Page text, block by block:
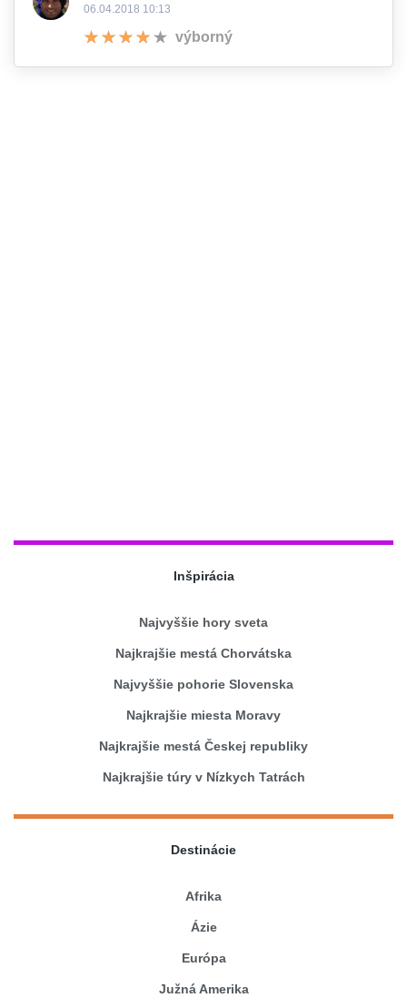
06.04.2018 10:13
výborný
Inšpirácia
Najvyššie hory sveta
Najkrajšie mestá Chorvátska
Najvyššie pohorie Slovenska
Najkrajšie miesta Moravy
Najkrajšie mestá Českej republiky
Najkrajšie túry v Nízkych Tatrách
Destinácie
Afrika
Ázie
Európa
Južná Amerika